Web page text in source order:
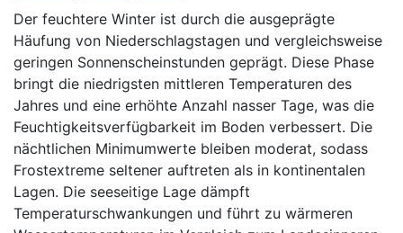
Der feuchtere Winter ist durch die ausgeprägte
Häufung von Niederschlagstagen und vergleichsweise
geringen Sonnenscheinstunden geprägt. Diese Phase
bringt die niedrigsten mittleren Temperaturen des
Jahres und eine erhöhte Anzahl nasser Tage, was die
Feuchtigkeitsverfügbarkeit im Boden verbessert. Die
nächtlichen Minimumwerte bleiben moderat, sodass
Frostextreme seltener auftreten als in kontinentalen
Lagen. Die seeseitige Lage dämpft
Temperaturschwankungen und führt zu wärmeren